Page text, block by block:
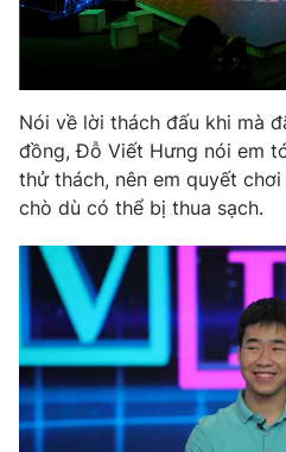
Photo
Video
VTV Money
Thị trường 24h
VTV4
VTV9
Nói về lời thách đấu khi mà
đồng, Đỗ Viết Hưng nói em
thử thách, nên em quyết
chò dù có thể bị thua sạch.